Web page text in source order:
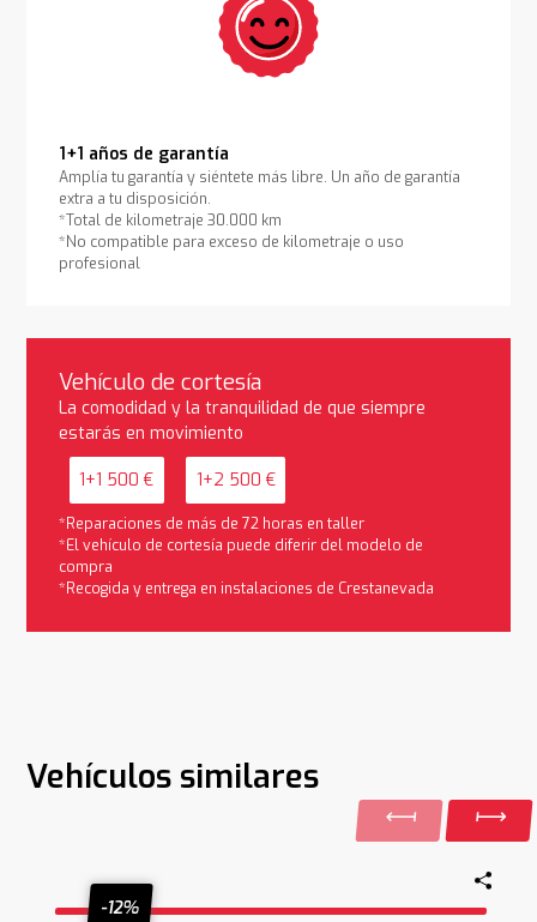
1+1 años de garantía
Amplía tu garantía y siéntete más libre. Un año de garantía
extra a tu disposición.
*Total de kilometraje 30.000 km
*No compatible para exceso de kilometraje o uso
profesional
Vehículo de cortesía
La comodidad y la tranquilidad de que siempre
estarás en movimiento
1+1 500 € 1+2 500 €
*Reparaciones de más de 72 horas en taller
*El vehículo de cortesía puede diferir del modelo de
compra
*Recogida y entrega en instalaciones de Crestanevada
Vehículos similares
-12%